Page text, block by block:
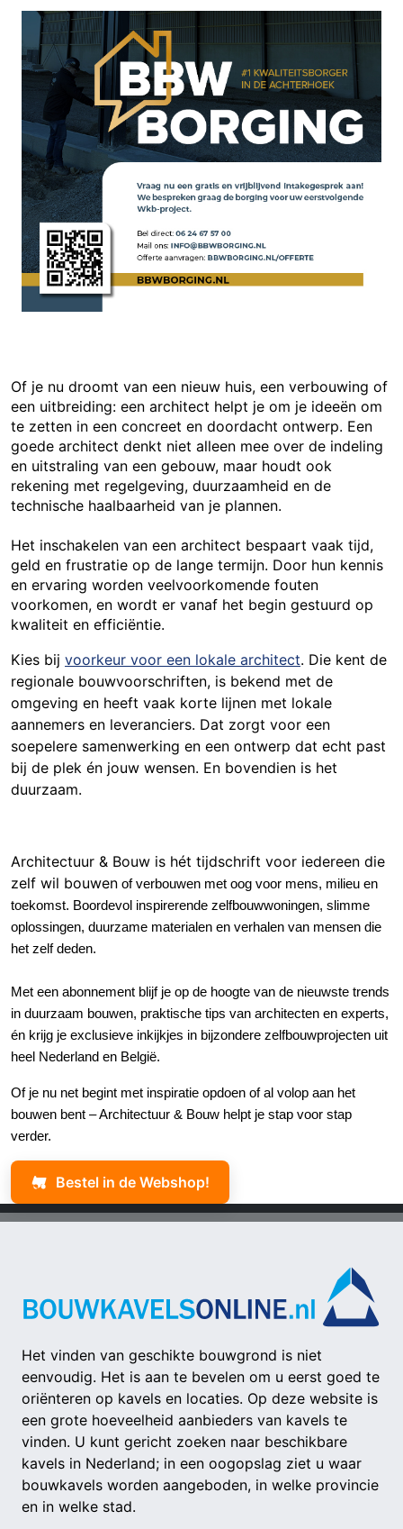
Of je nu droomt van een nieuw huis, een verbouwing of
een uitbreiding: een architect helpt je om je ideeën om
te zetten in een concreet en doordacht ontwerp. Een
goede architect denkt niet alleen mee over de indeling
en uitstraling van een gebouw, maar houdt ook
rekening met regelgeving, duurzaamheid en de
technische haalbaarheid van je plannen.
Het inschakelen van een architect bespaart vaak tijd,
geld en frustratie op de lange termijn. Door hun kennis
en ervaring worden veelvoorkomende fouten
voorkomen, en wordt er vanaf het begin gestuurd op
kwaliteit en efficiëntie.
Kies bij voorkeur voor een lokale architect. Die kent de
regionale bouwvoorschriften, is bekend met de
omgeving en heeft vaak korte lijnen met lokale
aannemers en leveranciers. Dat zorgt voor een
soepelere samenwerking en een ontwerp dat echt past
bij de plek én jouw wensen. En bovendien is het
duurzaam.
Architectuur & Bouw is hét tijdschrift voor iedereen die
zelf wil bouwen of verbouwen met oog voor mens, milieu en
toekomst. Boordevol inspirerende zelfbouwwoningen, slimme
oplossingen, duurzame materialen en verhalen van mensen die
het zelf deden.
Met een abonnement blijf je op de hoogte van de nieuwste trends
in duurzaam bouwen, praktische tips van architecten en experts,
én krijg je exclusieve inkijkjes in bijzondere zelfbouwprojecten uit
heel Nederland en België.
Of je nu net begint met inspiratie opdoen of al volop aan het
bouwen bent – Architectuur & Bouw helpt je stap voor stap
verder.
Bestel in de Webshop!
Het vinden van geschikte bouwgrond is niet
eenvoudig. Het is aan te bevelen om u eerst goed te
oriënteren op kavels en locaties. Op deze website is
een grote hoeveelheid aanbieders van kavels te
vinden. U kunt gericht zoeken naar beschikbare
kavels in Nederland; in een oogopslag ziet u waar
bouwkavels worden aangeboden, in welke provincie
en in welke stad.